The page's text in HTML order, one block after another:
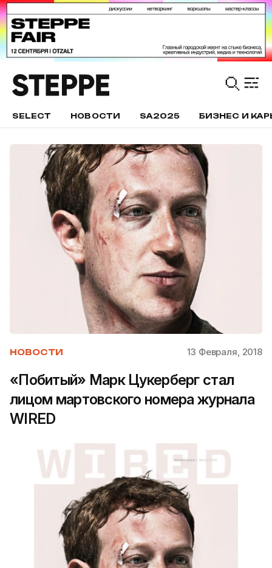
SELECT НОВОСТИ SA2025 БИЗНЕС И
НОВОСТИ 13 Февраля, 2018
«Побитый» Марк Цукерберг стал
лицом мартовского номера журнала
WIRED